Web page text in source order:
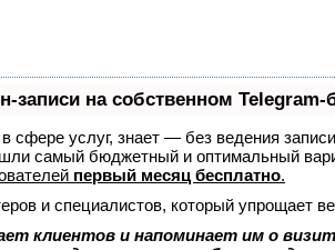
записи на собственном Telegram-
в сфере услуг, знает — без ведения
самый бюджетный и оптимальный
первый месяц бесплатно.
и специалистов, который упрощает
клиентов и напоминает им о